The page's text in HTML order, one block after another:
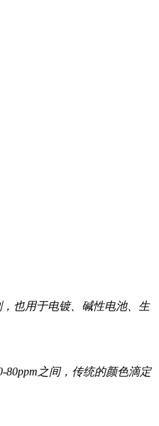
也用于电镀、碱性电池、生
之间，传统的颜色滴定